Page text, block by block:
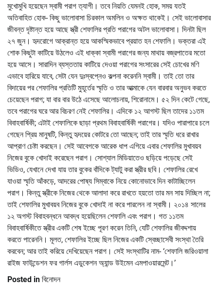
মুখোমুখি হয়েছেন স্বামী পরাগ ত্যাগী। তবে নিয়তি যেমনই হোক, সময় যতই
অতিবাহিত হোক- কিছু ভালোবাসা চিরকাল অমলিন ও অক্ষত থাকেই। সেই ভালোবাসার
জীবন্ত দৃষ্টান্ত হয়ে আছে স্ত্রী শেফালির প্রতি পরাগের অটল ভালোবাসা। দিনটা ছিল
২৭ জুন। হৃদরোগে আক্রান্ত হয়ে আকস্মিকভাবে প্রয়াত হন শেফালি। ভক্তরা এই
শোক কিছুটা কাটিয়ে উঠলেও এই ধাক্কা স্বামী পরাগের জন্য মাথায় বজ্রপাতের মতো
হয়ে আসে। সারাদিন ব্যস্ততায় কাটিয়ে দেওয়া পরাগের সংসারের সেই চোখের মণি
এভাবে হারিয়ে যাবে, সেটা যেন দুঃস্বপ্নেও কল্পনা করেননি স্বামী। তাই তো তার
বিদায়ের পর শেফালির প্রতিটি মুহূর্তের স্মৃতি ও তার আত্মাকে যেন বারবার অনুভব করতে
চেয়েছেন পরাগ; যা বার বার উঠে এসেছে আলোচনায়, শিরোনামে। ৫২ দিন কেটে গেছে,
তবে পরাগের ঘরে আর বিচরণ নেই শেফালির। এদিকে ১২ আগস্ট ছিল তাদের ১১তম
বিবাহবার্ষিকী; এটাই শেফালিকে ছাড়া প্রথম বিবাহবার্ষিকী পরাগের। যদিও পারাপারে চলে
গেছেন প্রিয় মানুষটি, কিন্তু হৃদয়ের কোটরে তো আছেন; তাই তার স্মৃতি ধরে রাখার
আপ্রাণ চেষ্টা করছেন। সেই আবেগকে আরেক ধাপ এগিয়ে এবার শেফালির মুখাবয়ব
নিজের বুকে খোদাই করেছেন পরাগ। সোশ্যাল মিডিয়াতেও ছড়িয়ে পড়েছে সেই
ভিডিও, যেখানে দেখা যায় তার বুকের বাঁদিকে ট্যাটু করা স্ত্রীর ছবি। শেফালির রেখে
যাওয়া স্মৃতি আঁকড়ে, আদরের পোষ্য সিম্বাকে নিয়ে কোনোভাবে দিন কাটাচ্ছিলেন
পরাগ। কিন্তু স্ত্রীকে নিজের থেকে আলাদা করে রাখতে হয়তো তার মন সায় দিচ্ছিল না;
তাই শেফালির মুখাবয়ব নিজের বুকে খোদাই না করে পারলেন না স্বামী। ২০১৪ সালের
১২ অগস্ট বিবাহবন্ধনে আবদ্ধ হয়েছিলেন শেফালি এবং পরাগ। গত ১১তম
বিবাহবার্ষিকীতে স্ত্রীর একটি শেষ ইচ্ছে পূরণ করেন তিনি, যেটি শেফালির জীবদ্দশায়
করতে পারেননি। মূলত, শেফালির ইচ্ছে ছিল নিজের একটি স্বেচ্ছাসেবী সংস্থা তৈরি
করবেন; আর তাই করিয়ে দেখিয়েছেন পরাগ। সেই সংস্থাটির নাম- ‘শেফালি জরিওয়ালা
রাইজ ফাউন্ডেশন ফর গার্লস এডুকেশন অ্যান্ড উইমেন এমপাওয়ারমেন্ট।’
Posted in বিনোদন